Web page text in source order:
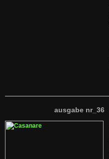
ausgabe nr_36